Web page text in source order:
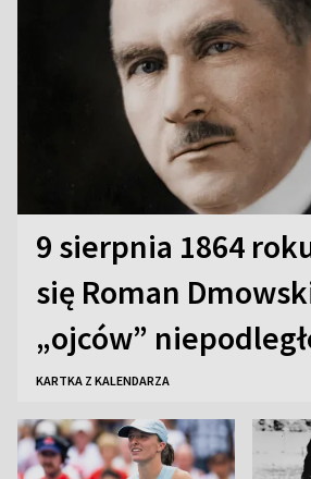
9 sierpnia 1864
się Roman
„ojców”
KARTKA Z KALENDARZA